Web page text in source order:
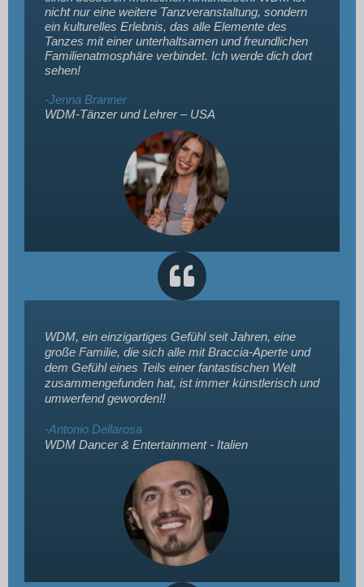
nicht nur eine weitere Tanzveranstaltung, sondern
ein kulturelles Erlebnis, das alle Elemente des
Tanzes mit einer unterhaltsamen und freundlichen
Familienatmosphäre verbindet. Ich werde dich dort
sehen!
-Jenna Branner
WDM-Tänzer und Lehrer – USA
WDM, ein einzigartiges Gefühl seit Jahren, eine
große Familie, die sich alle mit Braccia-Aperte und
dem Gefühl eines Teils einer fantastischen Welt
zusammengefunden hat, ist immer künstlerisch und
umwerfend geworden!!
-Antonio Dellarosa
WDM Dancer & Entertainment - Italien